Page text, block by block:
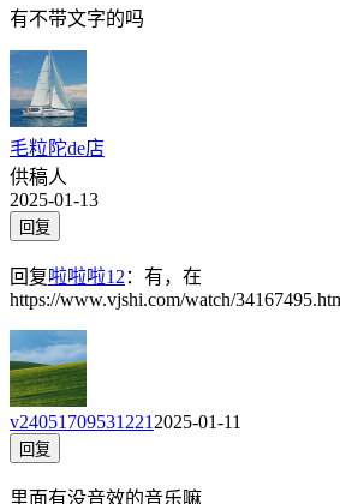
有不带文字的吗
毛粒陀de店
供稿人
2025-01-13
回复
回复啦啦啦12： 有，在
https://www.vjshi.com/watch/
v240517095312212025-01-11
回复
里面有没音效的音乐嘛